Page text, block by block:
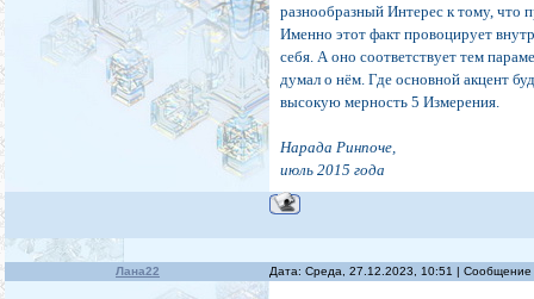
разнообразный Интерес к тому, что
Именно этот факт провоцирует
себя. А оно соответствует тем
думал о нём. Где основной акцент
высокую мерность 5 Измерения.
Нарада Ринпоче,
июль 2015 года
Лана22 Дата: Среда, 27.12.2023, 10:51 |